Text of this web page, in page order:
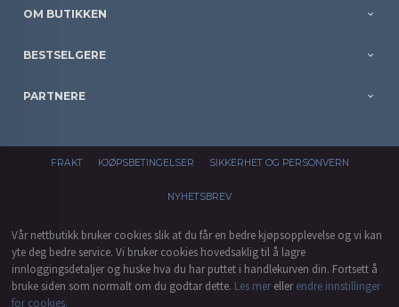
OM BUTIKKEN
BESTSELGERE
PARTNERE
FRAKT KJØPSBETINGELSER SIKKERHET OG PERSONVERN
NYHETSBREV
Vår nettbutikk bruker cookies slik at du får en bedre kjøpsopplevelse og vi kan
yte deg bedre service. Vi bruker cookies hovedsaklig til å lagre
innloggingsdetaljer og huske hva du har puttet i handlekurven din. Fortsett å
bruke siden som normalt om du godtar dette. Les merellerendre innstillinger
for cookies.